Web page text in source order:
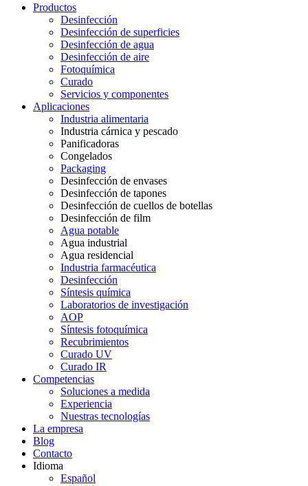
Productos
Desinfección
Desinfección de superficies
Desinfección de agua
Desinfección de aire
Fotoquímica
Curado
Servicios y componentes
Aplicaciones
Industria alimentaria
Industria cárnica y pescado
Panificadoras
Congelados
Packaging
Desinfección de envases
Desinfección de tapones
Desinfección de cuellos de botellas
Desinfección de film
Agua potable
Agua industrial
Agua residencial
Industria farmacéutica
Desinfección
Síntesis química
Laboratorios de investigación
AOP
Síntesis fotoquímica
Recubrimientos
Curado UV
Curado IR
Competencias
Soluciones a medida
Experiencia
Nuestras tecnologías
La empresa
Blog
Contacto
Idioma
Español